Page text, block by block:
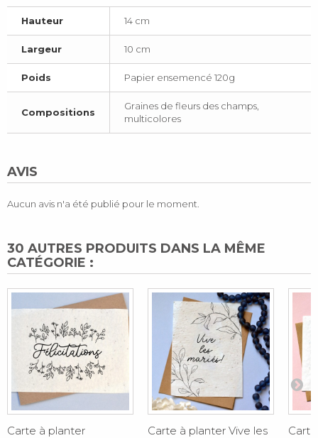
Hauteur 14 cm
Largeur 10 cm
Poids Papier ensemencé 120g
Compositions
Graines de fleurs des champs,
multicolores
AVIS
Aucun avis n'a été publié pour le moment.
30 AUTRES PRODUITS DANS LA MÊME
CATÉGORIE :
Carte à planter
Carte à planter Vive les